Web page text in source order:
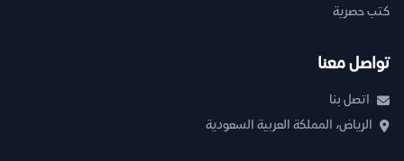
كتب حصرية
تواصل معنا
اتصل بنا
الرياض، المملكة العربية السعودية